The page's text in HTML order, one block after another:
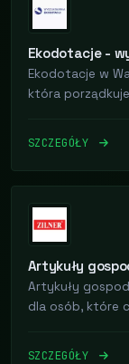
Ekodotacje -
Ekodotacje w
która
SZCZEGÓŁY
Artykuły
Artykuły
dla osób, które
SZCZEGÓŁY